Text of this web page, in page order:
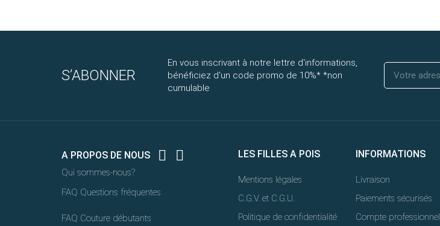
S’ABONNER
En vous inscrivant à notre lettre d'informations,
bénéficiez d'un code promo de 10%* *non
cumulable
A PROPOS DE NOUS  
Qui sommes-nous?
FAQ Questions fréquentes
FAQ Couture débutants
LES FILLES A POIS
Mentions légales
C.G.V. et C.G.U.
Politique de confidentialité
INFORMATIONS
Livraison
Paiements sécurisés
Compte professionnel